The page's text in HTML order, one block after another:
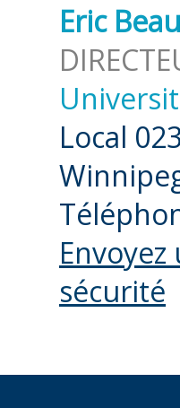
Eric
Local
sécurité